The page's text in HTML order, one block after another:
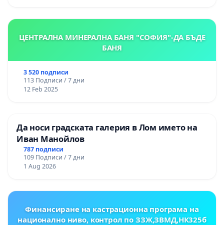
ЦЕНТРАЛНА МИНЕРАЛНА БАНЯ "СОФИЯ"-ДА БЪДЕ
БАНЯ
3 520 подписи
113 Подписи / 7 дни
12 Feb 2025
Да носи градската галерия в Лом името на
Иван Манойлов
787 подписи
109 Подписи / 7 дни
1 Aug 2026
Финансиране на кастрационна програма на
национално ниво, контрол по ЗЗЖ,ЗВМД,НК325б